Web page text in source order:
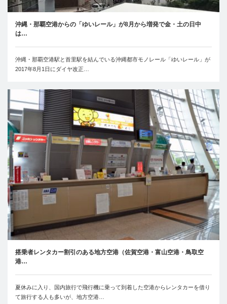
沖縄・那覇空港からの「ゆいレール」が8月から増発で金・土の日中
は…
沖縄・那覇空港駅と首里駅を結んでいる沖縄都市モノレール「ゆいレール」が
2017年8月1日にダイヤ改正…
搭乗者レンタカー割引のある地方空港（佐賀空港・富山空港・鳥取空
港…
夏休みに入り、国内旅行で飛行機に乗って到着した空港からレンタカーを借り
て旅行する人も多いが、地方空港…